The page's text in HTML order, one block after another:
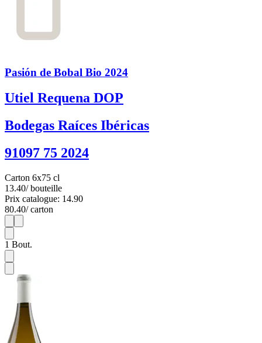
Pasión de Bobal Bio 2024
Utiel Requena DOP
Bodegas Raíces Ibéricas
91097 75 2024
Carton 6x75 cl
13.40/ bouteille
Prix catalogue: 14.90
80.40/ carton
1
1 Bout.